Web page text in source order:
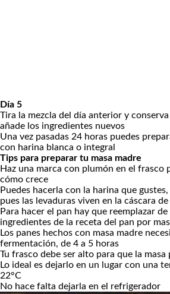
Día 5
Tira la mezcla del día anterior y
añade los ingredientes nuevos
Una vez pasadas 24 horas puedes
con harina blanca o integral
Tips para preparar tu masa madre
Haz una marca con plumón en el frasco
cómo crece
Puedes hacerla con la harina que
pues las levaduras viven en la cáscara
Para hacer el pan hay que reemplazar
ingredientes de la receta del pan por
Los panes hechos con masa madre
fermentación, de 4 a 5 horas
Tu frasco debe ser alto para que la masa
Lo ideal es dejarlo en un lugar con una
22°C
No hace falta dejarla en el refrigerador